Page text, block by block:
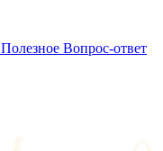
Полезное Вопрос-ответ